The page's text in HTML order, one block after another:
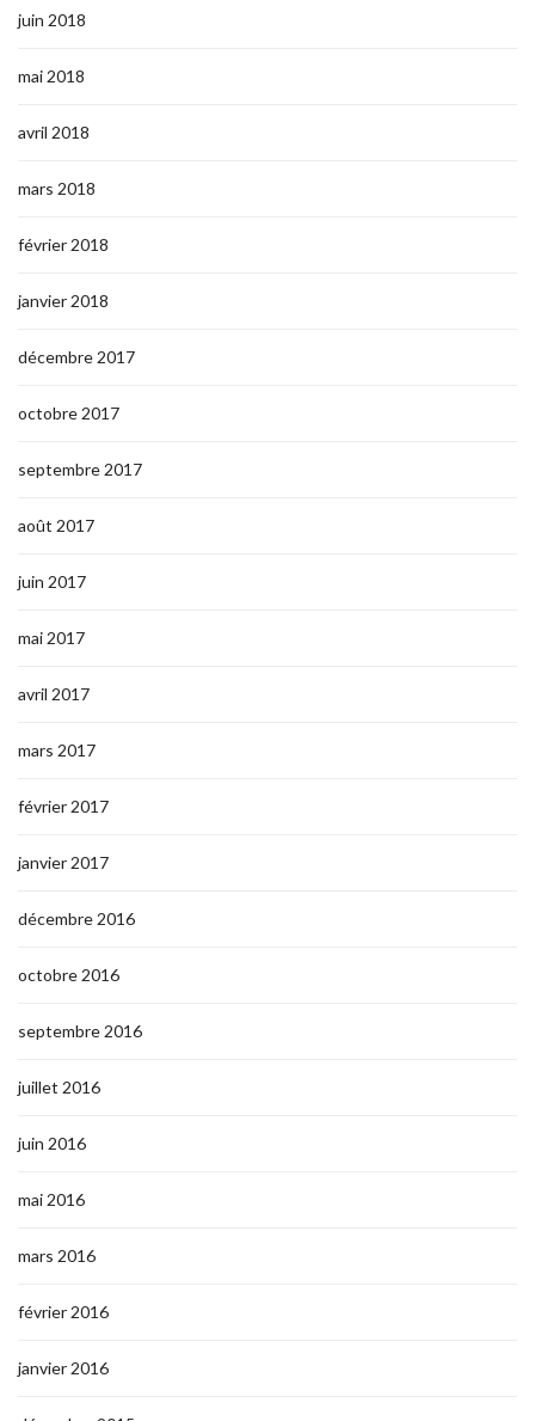
juin 2018
mai 2018
avril 2018
mars 2018
février 2018
janvier 2018
décembre 2017
octobre 2017
septembre 2017
août 2017
juin 2017
mai 2017
avril 2017
mars 2017
février 2017
janvier 2017
décembre 2016
octobre 2016
septembre 2016
juillet 2016
juin 2016
mai 2016
mars 2016
février 2016
janvier 2016